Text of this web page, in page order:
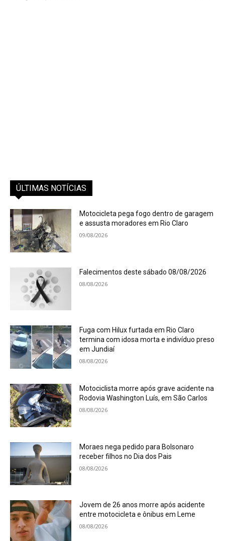
ÚLTIMAS NOTÍCIAS
Motocicleta pega fogo dentro de garagem
e assusta moradores em Rio Claro
09/08/2026
Falecimentos deste sábado 08/08/2026
08/08/2026
Fuga com Hilux furtada em Rio Claro
termina com idosa morta e indivíduo preso
em Jundiaí
08/08/2026
Motociclista morre após grave acidente na
Rodovia Washington Luís, em São Carlos
08/08/2026
Moraes nega pedido para Bolsonaro
receber filhos no Dia dos Pais
08/08/2026
Jovem de 26 anos morre após acidente
entre motocicleta e ônibus em Leme
08/08/2026